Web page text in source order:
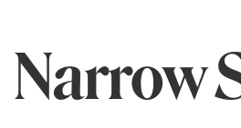
Narrow